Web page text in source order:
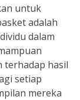
untuk
adalah
dalam
terhadap hasil
setiap
mereka